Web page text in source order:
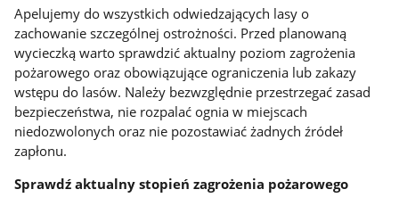
Apelujemy do wszystkich odwiedzających lasy o
zachowanie szczególnej ostrożności. Przed planowaną
wycieczką warto sprawdzić aktualny poziom zagrożenia
pożarowego oraz obowiązujące ograniczenia lub zakazy
wstępu do lasów. Należy bezwzględnie przestrzegać zasad
bezpieczeństwa, nie rozpalać ognia w miejscach
niedozwolonych oraz nie pozostawiać żadnych źródeł
zapłonu.
Sprawdź aktualny stopień zagrożenia pożarowego